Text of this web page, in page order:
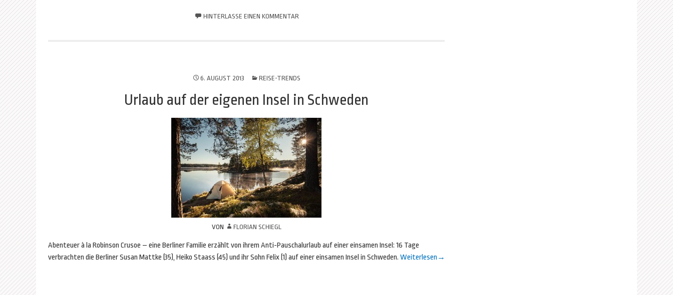
HINTERLASSE EINEN KOMMENTAR
6. AUGUST 2013 REISE-TRENDS
Urlaub auf der eigenen Insel in Schweden
VON FLORIAN SCHIEGL
Abenteuer à la Robinson Crusoe – eine Berliner Familie erzählt von ihrem Anti-Pauschalurlaub auf einer einsamen Insel: 16 Tage
verbrachten die Berliner Susan Mattke (35), Heiko Staass (45) und ihr Sohn Felix (1) auf einer einsamen Insel in Schweden. Weiterlesen →